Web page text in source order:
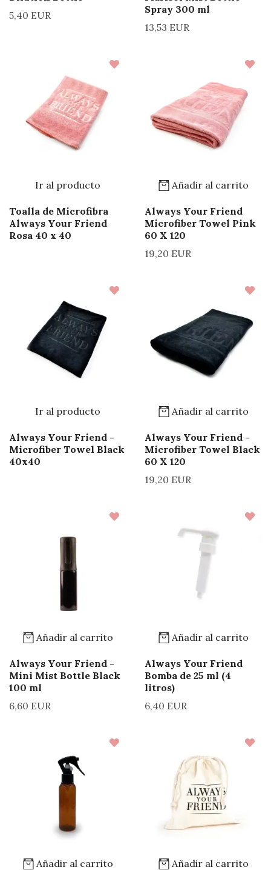
5,40 EUR
Spray 300 ml
13,53 EUR
Ir al producto
Toalla de Microfibra
Always Your Friend
Rosa 40 x 40
Añadir al carrito
Always Your Friend
Microfiber Towel Pink
60 X 120
19,20 EUR
Ir al producto
Always Your Friend -
Microfiber Towel Black
40x40
Añadir al carrito
Always Your Friend -
Microfiber Towel Black
60 X 120
19,20 EUR
Añadir al carrito
Always Your Friend -
Mini Mist Bottle Black
100 ml
6,60 EUR
Añadir al carrito
Always Your Friend
Bomba de 25 ml (4
litros)
6,40 EUR
Añadir al carrito Añadir al carrito